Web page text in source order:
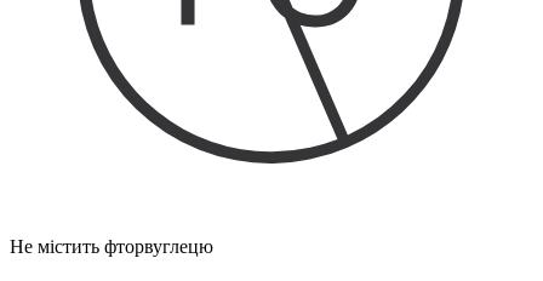
Не містить фторвуглецю